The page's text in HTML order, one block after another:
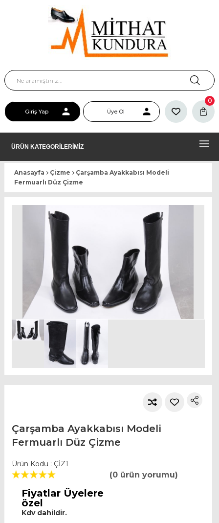
Giriş Yap Üye Ol
0
ÜRÜN KATEGORİLERİMİZ
Anasayfa Çizme
Çarşamba Ayakkabısı Modeli
Fermuarlı Düz Çizme
Çarşamba Ayakkabısı Modeli
Fermuarlı Düz Çizme
Ürün Kodu : ÇİZ1
(0 ürün yorumu)
Fiyatlar Üyelere
özel
Kdv dahildir.